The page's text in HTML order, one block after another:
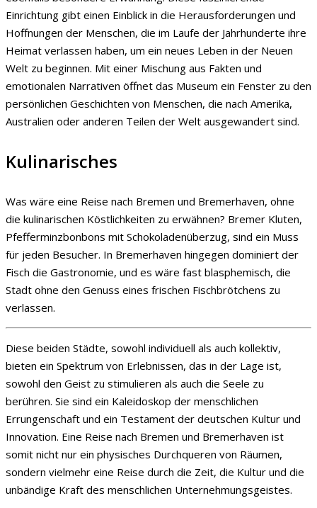
Einrichtung gibt einen Einblick in die Herausforderungen und
Hoffnungen der Menschen, die im Laufe der Jahrhunderte ihre
Heimat verlassen haben, um ein neues Leben in der Neuen
Welt zu beginnen. Mit einer Mischung aus Fakten und
emotionalen Narrativen öffnet das Museum ein Fenster zu den
persönlichen Geschichten von Menschen, die nach Amerika,
Australien oder anderen Teilen der Welt ausgewandert sind.
Kulinarisches
Was wäre eine Reise nach Bremen und Bremerhaven, ohne
die kulinarischen Köstlichkeiten zu erwähnen? Bremer Kluten,
Pfefferminzbonbons mit Schokoladenüberzug, sind ein Muss
für jeden Besucher. In Bremerhaven hingegen dominiert der
Fisch die Gastronomie, und es wäre fast blasphemisch, die
Stadt ohne den Genuss eines frischen Fischbrötchens zu
verlassen.
Diese beiden Städte, sowohl individuell als auch kollektiv,
bieten ein Spektrum von Erlebnissen, das in der Lage ist,
sowohl den Geist zu stimulieren als auch die Seele zu
berühren. Sie sind ein Kaleidoskop der menschlichen
Errungenschaft und ein Testament der deutschen Kultur und
Innovation. Eine Reise nach Bremen und Bremerhaven ist
somit nicht nur ein physisches Durchqueren von Räumen,
sondern vielmehr eine Reise durch die Zeit, die Kultur und die
unbändige Kraft des menschlichen Unternehmungsgeistes.